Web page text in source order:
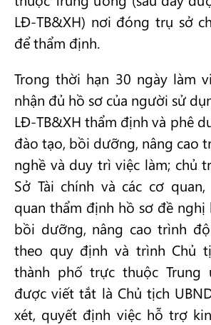
LĐ-TB&XH) nơi đóng trụ sở
để thẩm định.
Trong thời hạn 30 ngày làm
nhận đủ hồ sơ của người sử
LĐ-TB&XH thẩm định và phê
đào tạo, bồi dưỡng, nâng cao
nghề và duy trì việc làm; chủ
Sở Tài chính và các cơ
quan thẩm định hồ sơ đề
bồi dưỡng, nâng cao trình
theo quy định và trình Chủ
thành phố trực thuộc Trung
được viết tắt là Chủ tịch
xét, quyết định việc hỗ trợ